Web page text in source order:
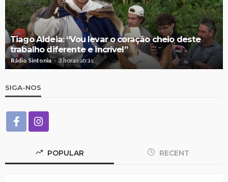
Tiago Aldeia: “Vou levar o coração cheio deste
trabalho diferente e incrível”
Rádio Sintonia 3 horas atrás
SIGA-NOS
POPULAR RECENT